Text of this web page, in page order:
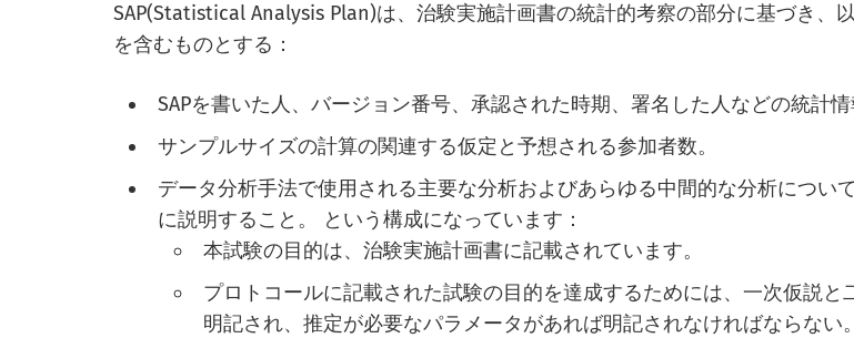
SAP(Statistical Analysis Plan)は、治験実施計画書の統計的考察の部分に基づき、
を含むものとする：
SAPを書いた人、バージョン番号、承認された時期、署名した人などの統計情
サンプルサイズの計算の関連する仮定と予想される参加者数。
データ分析手法で使用される主要な分析およびあらゆる中間的な分析につい
に説明すること。 という構成になっています：
本試験の目的は、治験実施計画書に記載されています。
プロトコールに記載された試験の目的を達成するためには、一次仮説と
明記され、推定が必要なパラメータがあれば明記されなければならない。